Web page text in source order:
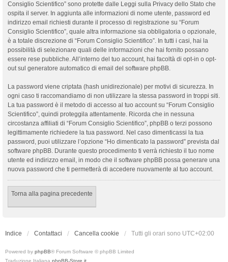
Consiglio Scientifico” sono protette dalle Leggi sulla Privacy dello Stato che
ospita il server. In aggiunta alle informazioni di nome utente, password ed
indirizzo email richiesti durante il processo di registrazione su “Forum
Consiglio Scientifico”, quale altra informazione sia obbligatoria o opzionale,
è a totale discrezione di “Forum Consiglio Scientifico”. In tutti i casi, hai la
possibilità di selezionare quali delle informazioni che hai fornito possano
essere rese pubbliche. All’interno del tuo account, hai facoltà di opt-in o opt-
out sul generatore automatico di email del software phpBB.
La password viene criptata (hash unidirezionale) per motivi di sicurezza. In
ogni caso ti raccomandiamo di non utilizzare la stessa password in troppi siti.
La tua password è il metodo di accesso al tuo account su “Forum Consiglio
Scientifico”, quindi proteggila attentamente. Ricorda che in nessuna
circostanza affiliati di “Forum Consiglio Scientifico”, phpBB o terzi possono
legittimamente richiedere la tua password. Nel caso dimenticassi la tua
password, puoi utilizzare l’opzione “Ho dimenticato la password” prevista dal
software phpBB. Durante questo procedimento ti verrà richiesto il tuo nome
utente ed indirizzo email, in modo che il software phpBB possa generare una
nuova password che ti permetterà di accedere nuovamente al tuo account.
Torna alla pagina precedente
Indice Contattaci Cancella cookie Tutti gli orari sono UTC+02:00
Powered by phpBB® Forum Software © phpBB Limited
Traduzione Italiana phpBB-Store.it